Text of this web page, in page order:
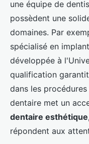
une équipe de
possèdent une
domaines. Par
spécialisé en
développée à
qualification
dans les
dentaire met un
dentaire esthétique
répondent aux